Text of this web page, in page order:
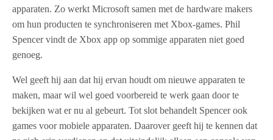
apparaten. Zo werkt Microsoft samen met de hardware makers
om hun producten te synchroniseren met Xbox-games. Phil
Spencer vindt de Xbox app op sommige apparaten niet goed
genoeg.
Wel geeft hij aan dat hij ervan houdt om nieuwe apparaten te
maken, maar wil wel goed voorbereid te werk gaan door te
bekijken wat er nu al gebeurt. Tot slot behandelt Spencer ook
games voor mobiele apparaten. Daarover geeft hij te kennen dat